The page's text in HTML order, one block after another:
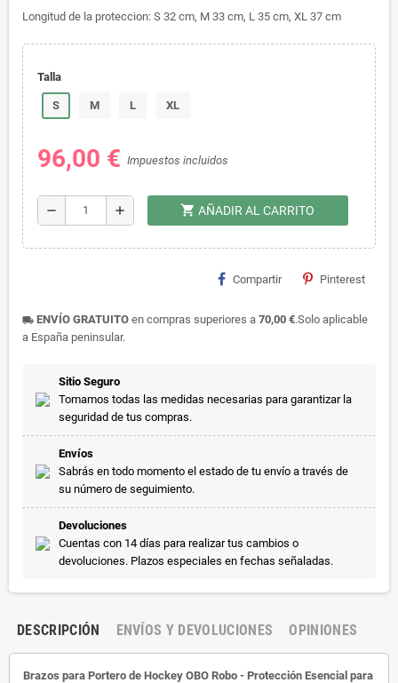
Longitud de la proteccion: S 32 cm, M 33 cm, L 35 cm, XL 37 cm
Talla
S M L XL
96,00 € Impuestos incluidos
remove add shopping_cart AÑADIR AL CARRITO
Compartir Pinterest
local_shipping ENVÍO GRATUITO en compras superiores a 70,00 €.Solo aplicable
a España peninsular.
Sitio Seguro
Tomamos todas las medidas necesarias para garantizar la
seguridad de tus compras.
Envíos
Sabrás en todo momento el estado de tu envío a través de
su número de seguimiento.
Devoluciones
Cuentas con 14 días para realizar tus cambios o
devoluciones. Plazos especiales en fechas señaladas.
DESCRIPCIÓN ENVÍOS Y DEVOLUCIONES OPINIONES
Brazos para Portero de Hockey OBO Robo - Protección Esencial para